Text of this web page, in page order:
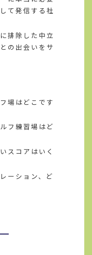
て発信する社
排除した中立
の出会いをサ
場はどこです
フ練習場はど
スコアはいく
ーション、ど